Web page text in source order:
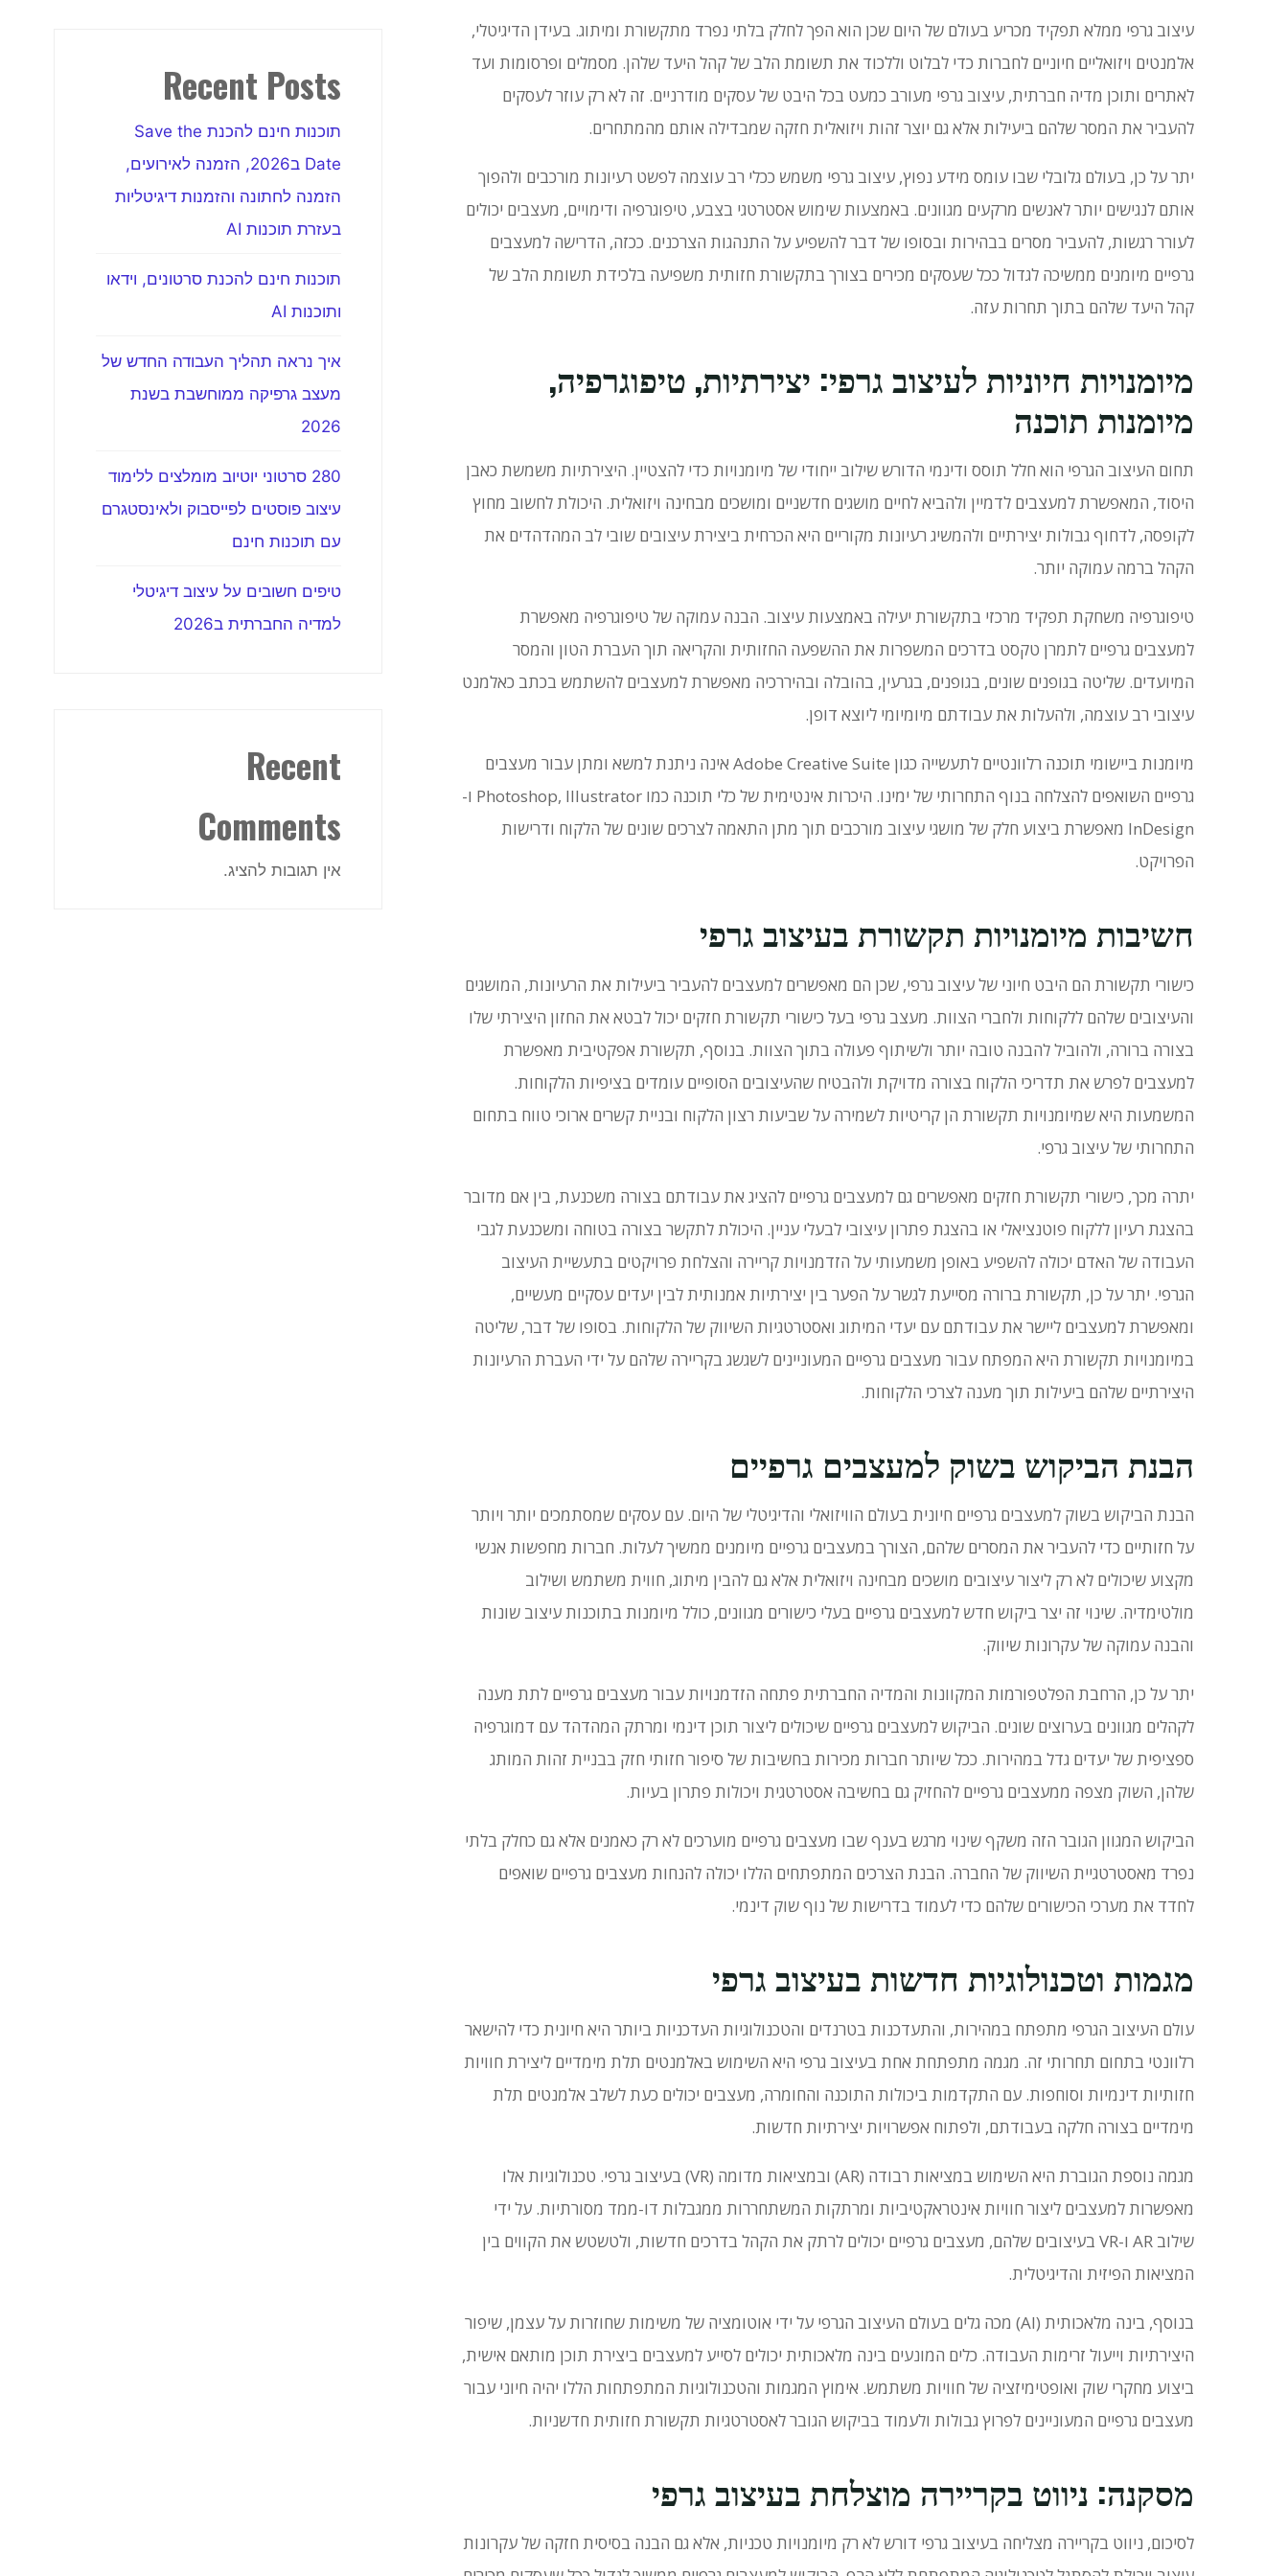
עיצוב גרפי ממלא תפקיד מכריע בעולם של היום שכן הוא הפך לחלק בלתי נפרד מתקשורת ומיתוג. בעידן הדיגיטלי,
אלמנטים ויזואליים חיוניים לחברות כדי לבלוט וללכוד את תשומת הלב של קהל היעד שלהן. מסמלים ופרסומות ועד
לאתרים ותוכן מדיה חברתית, עיצוב גרפי מעורב כמעט בכל היבט של עסקים מודרניים. זה לא רק עוזר לעסקים
להעביר את המסר שלהם ביעילות אלא גם יוצר זהות ויזואלית חזקה שמבדילה אותם מהמתחרים.
יתר על כן, בעולם גלובלי שבו עומס מידע נפוץ, עיצוב גרפי משמש ככלי רב עוצמה לפשט רעיונות מורכבים ולהפוך
אותם לנגישים יותר לאנשים מרקעים מגוונים. באמצעות שימוש אסטרטגי בצבע, טיפוגרפיה ודימויים, מעצבים יכולים
לעורר רגשות, להעביר מסרים בבהירות ובסופו של דבר להשפיע על התנהגות הצרכנים. ככזה, הדרישה למעצבים
גרפיים מיומנים ממשיכה לגדול ככל שעסקים מכירים בצורך בתקשורת חזותית משפיעה בלכידת תשומת הלב של
קהל היעד שלהם בתוך תחרות עזה.
מיומנויות חיוניות לעיצוב גרפי: יצירתיות, טיפוגרפיה,
מיומנות תוכנה
תחום העיצוב הגרפי הוא חלל תוסס ודינמי הדורש שילוב ייחודי של מיומנויות כדי להצטיין. היצירתיות משמשת כאבן
היסוד, המאפשרת למעצבים לדמיין ולהביא לחיים מושגים חדשניים ומושכים מבחינה ויזואלית. היכולת לחשוב מחוץ
לקופסה, לדחוף גבולות יצירתיים ולהמשיג רעיונות מקוריים היא הכרחית ביצירת עיצובים שובי לב המהדהדים את
הקהל ברמה עמוקה יותר.
טיפוגרפיה משחקת תפקיד מרכזי בתקשורת יעילה באמצעות עיצוב. הבנה עמוקה של טיפוגרפיה מאפשרת
למעצבים גרפיים לתמרן טקסט בדרכים המשפרות את ההשפעה החזותית והקריאה תוך העברת הטון והמסר
המיועדים.שליטה בגופנים שונים, בגופנים, בגרעין, בהובלה ובהיררכיה מאפשרת למעצבים להשתמש בכתב כאלמנט
עיצובי רב עוצמה, ולהעלות את עבודתם מיומיומי ליוצא דופן.
מיומנות ביישומי תוכנה רלוונטיים לתעשייה כגון Adobe Creative Suite אינה ניתנת למשא ומתן עבור מעצבים
גרפיים השואפים להצלחה בנוף התחרותי של ימינו.
היכרות אינטימית של כלי תוכנה כמו Photoshop, Illustrator ו-
InDesign מאפשרת ביצוע חלק של מושגי עיצוב מורכבים תוך מתן התאמה לצרכים שונים של הלקוח ודרישות
הפרויקט.
חשיבות מיומנויות תקשורת בעיצוב גרפי
כישורי תקשורת הם היבט חיוני של עיצוב גרפי, שכן הם מאפשרים למעצבים להעביר ביעילות את הרעיונות, המושגים
והעיצובים שלהם ללקוחות ולחברי הצוות. מעצב גרפי בעל כישורי תקשורת חזקים יכול לבטא את החזון היצירתי שלו
בצורה ברורה, ולהוביל להבנה טובה יותר ולשיתוף פעולה בתוך הצוות. בנוסף, תקשורת אפקטיבית מאפשרת
למעצבים לפרש את תדריכי הלקוח בצורה מדויקת ולהבטיח שהעיצובים הסופיים עומדים בציפיות הלקוחות.
המשמעות היא שמיומנויות תקשורת הן קריטיות לשמירה על שביעות רצון הלקוח ובניית קשרים ארוכי טווח בתחום
התחרותי של עיצוב גרפי.
יתרה מכך, כישורי תקשורת חזקים מאפשרים גם למעצבים גרפיים להציג את עבודתם בצורה משכנעת, בין אם מדובר
בהצגת רעיון ללקוח פוטנציאלי או בהצגת פתרון עיצובי לבעלי עניין. היכולת לתקשר בצורה בטוחה ומשכנעת לגבי
העבודה של האדם יכולה להשפיע באופן משמעותי על הזדמנויות קריירה והצלחת פרויקטים בתעשיית העיצוב
הגרפי. יתר על כן, תקשורת ברורה מסייעת לגשר על הפער בין יצירתיות אמנותית לבין יעדים עסקיים מעשיים,
ומאפשרת למעצבים ליישר את עבודתם עם יעדי המיתוג ואסטרטגיות השיווק של הלקוחות. בסופו של דבר, שליטה
במיומנויות תקשורת היא המפתח עבור מעצבים גרפיים המעוניינים לשגשג בקריירה שלהם על ידי העברת הרעיונות
היצירתיים שלהם ביעילות תוך מענה לצרכי הלקוחות.
הבנת הביקוש בשוק למעצבים גרפיים
הבנת הביקוש בשוק למעצבים גרפיים חיונית בעולם הוויזואלי והדיגיטלי של היום.עם עסקים שמסתמכים יותר ויותר
על חזותיים כדי להעביר את המסרים שלהם, הצורך במעצבים גרפיים מיומנים ממשיך לעלות. חברות מחפשות אנשי
מקצוע שיכולים לא רק ליצור עיצובים מושכים מבחינה ויזואלית אלא גם להבין מיתוג, חווית משתמש ושילוב
מולטימדיה.שינוי זה יצר ביקוש חדש למעצבים גרפיים בעלי כישורים מגוונים, כולל מיומנות בתוכנות עיצוב שונות
והבנה עמוקה של עקרונות שיווק.
יתר על כן, הרחבת הפלטפורמות המקוונות והמדיה החברתית פתחה הזדמנויות עבור מעצבים גרפיים לתת מענה
לקהלים מגוונים בערוצים שונים. הביקוש למעצבים גרפיים שיכולים ליצור תוכן דינמי ומרתק המהדהד עם דמוגרפיה
ספציפית של יעדים גדל במהירות. ככל שיותר חברות מכירות בחשיבות של סיפור חזותי חזק בבניית זהות המותג
שלהן, השוק מצפה ממעצבים גרפיים להחזיק גם בחשיבה אסטרטגית ויכולות פתרון בעיות.
הביקוש המגוון הגובר הזה משקף שינוי מרגש בענף שבו מעצבים גרפיים מוערכים לא רק כאמנים אלא גם כחלק בלתי
נפרד מאסטרטגיית השיווק של החברה. הבנת הצרכים המתפתחים הללו יכולה להנחות מעצבים גרפיים שואפים
לחדד את מערכי הכישורים שלהם כדי לעמוד בדרישות של נוף שוק דינמי.
מגמות וטכנולוגיות חדשות בעיצוב גרפי
עולם העיצוב הגרפי מתפתח במהירות, והתעדכנות בטרנדים והטכנולוגיות העדכניות ביותר היא חיונית כדי להישאר
רלוונטי בתחום תחרותי זה. מגמה מתפתחת אחת בעיצוב גרפי היא השימוש באלמנטים תלת מימדיים ליצירת חוויות
חזותיות דינמיות וסוחפות.עם התקדמות ביכולות התוכנה והחומרה, מעצבים יכולים כעת לשלב אלמנטים תלת
מימדיים בצורה חלקה בעבודתם, ולפתוח אפשרויות יצירתיות חדשות.
מגמה נוספת הגוברת היא השימוש במציאות רבודה (AR) ובמציאות מדומה (VR) בעיצוב גרפי.
טכנולוגיות אלו
מאפשרות למעצבים ליצור חוויות אינטראקטיביות ומרתקות המשתחררות ממגבלות דו-ממד מסורתיות.על ידי
שילוב AR ו-VR בעיצובים שלהם, מעצבים גרפיים יכולים לרתק את הקהל בדרכים חדשות, ולטשטש את הקווים בין
המציאות הפיזית והדיגיטלית.
בנוסף, בינה מלאכותית (AI) מכה גלים בעולם העיצוב הגרפי על ידי אוטומציה של משימות שחוזרות על עצמן, שיפור
היצירתיות וייעול זרימות העבודה. כלים המונעים בינה מלאכותית יכולים לסייע למעצבים ביצירת תוכן מותאם אישית,
ביצוע מחקרי שוק ואופטימיזציה של חוויות משתמש. אימוץ המגמות והטכנולוגיות המתפתחות הללו יהיה חיוני עבור
מעצבים גרפיים המעוניינים לפרוץ גבולות ולעמוד בביקוש הגובר לאסטרטגיות תקשורת חזותית חדשניות.
מסקנה: ניווט בקריירה מוצלחת בעיצוב גרפי
לסיכום, ניווט בקריירה מצליחה בעיצוב גרפי דורש לא רק מיומנויות טכניות, אלא גם הבנה בסיסית חזקה של עקרונות
Recent Posts
תוכנות חינם להכנת Save the
Date ב2026, הזמנה לאירועים,
הזמנה לחתונה והזמנות דיגיטליות
בעזרת תוכנות AI
תוכנות חינם להכנת סרטונים, וידאו
ותוכנות AI
איך נראה תהליך העבודה החדש של
מעצב גרפיקה ממוחשבת בשנת
2026
280 סרטוני יוטיוב מומלצים ללימוד
עיצוב פוסטים לפייסבוק ולאינסטגרם
עם תוכנות חינם
טיפים חשובים על עיצוב דיגיטלי
למדיה החברתית ב2026
Recent
Comments
אין תגובות להציג.